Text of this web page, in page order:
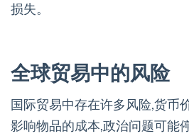
损失。
全球贸易中的风险
国际贸易中存在许多风险,货币
影响物品的成本,政治问题可能